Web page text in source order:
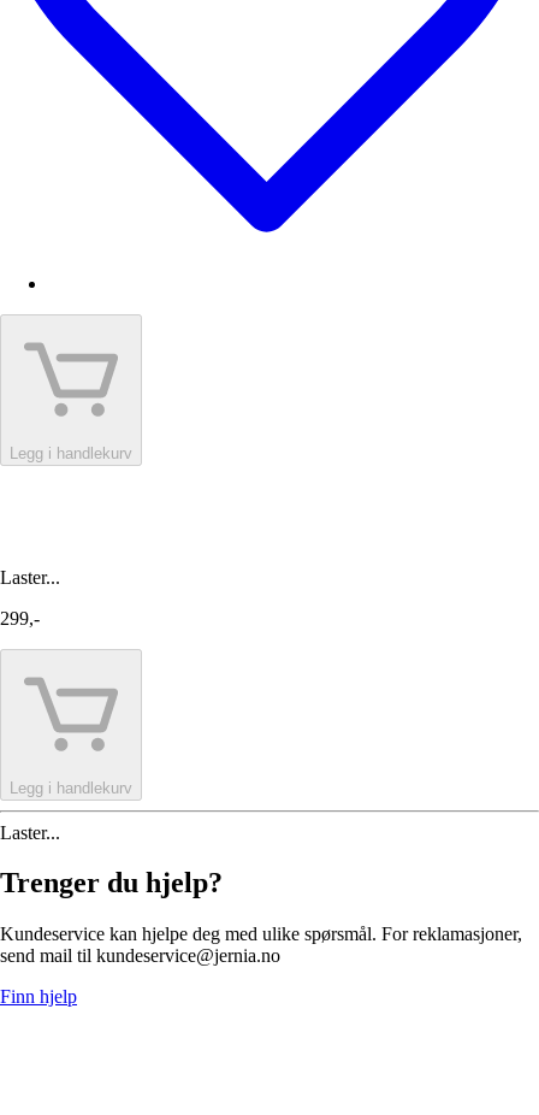
Legg i handlekurv
Laster...
299,-
Legg i handlekurv
Laster...
Trenger du hjelp?
Kundeservice kan hjelpe deg med ulike spørsmål. For reklamasjoner,
send mail til kundeservice@jernia.no
Finn hjelp